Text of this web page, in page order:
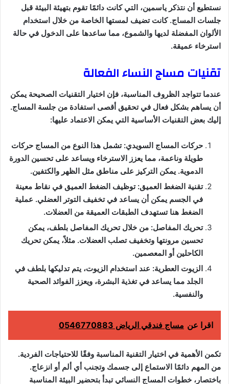
نستطيع أن نتذكر ياسمين، التي كانت دائمًا تقوم بتهيئة البيئة قبل
جلسات المساج. كانت تضيف لمستها الخاصة من خلال استخدام
الألوان المفضلة لديها والشموع، مما ساعدها على الدخول في حالة
استرخاء عميقة.
تقنيات مساج النساء الفعالة
عندما تتواجد الظروف المناسبة، فإن اختيار التقنيات الصحيحة يمكن
أن يساهم بشكل فعال في تحقيق أقصى استفادة من جلسة المساج.
إليك بعض التقنيات الأساسية التي يمكن الاعتماد عليها:
حركات المساج السويدي: تشمل هذا النوع من المساج حركات
طويلة وناعمة، مما يعزز الاسترخاء ويساعد على تحسين الدورة
الدموية. يمكن التركيز على مناطق مثل الظهر والكتفين.
تقنية الضغط العميق: توظيف الضغط العميق في نقاط معينة
في الجسم يمكن أن يساعد في تخفيف التوتر العضلي. عملية
الضغط هنا تستهدف الطبقات العميقة من العضلات.
تحريك المفاصل: من خلال تحريك المفاصل بلطف، يمكن
تحسين مرونتها وتخفيف تصلب العضلات. مثلاً، يمكن تحريك
الكاحلين أو المعصمين.
الزيوت العطرية: عند استخدام الزيوت، يتم تدليكها بلطف في
الجلد مما يساعد في تغذية البشرة، ويعزز الفوائد الصحية
والنفسية.
اقرا عن مساج فندقي الرياض 0546770883
تكمن الأهمية في اختيار التقنية المناسبة وفقًا للاحتياجات الفردية.
من المهم دائمًا الاستماع إلى جسمك وتجنب أي ألم أو انزعاج.
باختصار، خطوات المساج النسائي تبدأ بتحضير البيئة المناسبة